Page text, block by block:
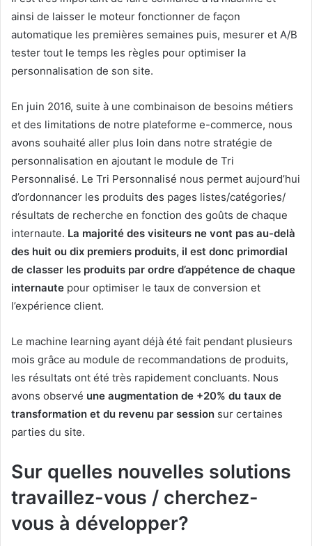
ainsi de laisser le moteur fonctionner de façon
automatique les premières semaines puis, mesurer et A/B
tester tout le temps les règles pour optimiser la
personnalisation de son site.
En juin 2016, suite à une combinaison de besoins métiers
et des limitations de notre plateforme e-commerce, nous
avons souhaité aller plus loin dans notre stratégie de
personnalisation en ajoutant le module de Tri
Personnalisé. Le Tri Personnalisé nous permet aujourd’hui
d’ordonnancer les produits des pages listes/catégories/
résultats de recherche en fonction des goûts de chaque
internaute. La majorité des visiteurs ne vont pas au-delà
des huit ou dix premiers produits, il est donc primordial
de classer les produits par ordre d’appétence de chaque
internaute pour optimiser le taux de conversion et
l’expérience client.
Le machine learning ayant déjà été fait pendant plusieurs
mois grâce au module de recommandations de produits,
les résultats ont été très rapidement concluants. Nous
avons observé une augmentation de +20% du taux de
transformation et du revenu par session sur certaines
parties du site.
Sur quelles nouvelles solutions
travaillez-vous / cherchez-
vous à développer?